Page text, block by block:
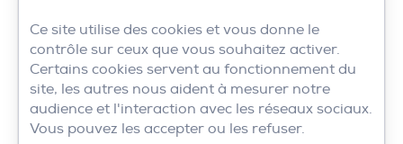
Ce site utilise des cookies et vous donne le
contrôle sur ceux que vous souhaitez activer.
Certains cookies servent au fonctionnement du
site, les autres nous aident à mesurer notre
audience et l'interaction avec les réseaux sociaux.
Vous pouvez les accepter ou les refuser.